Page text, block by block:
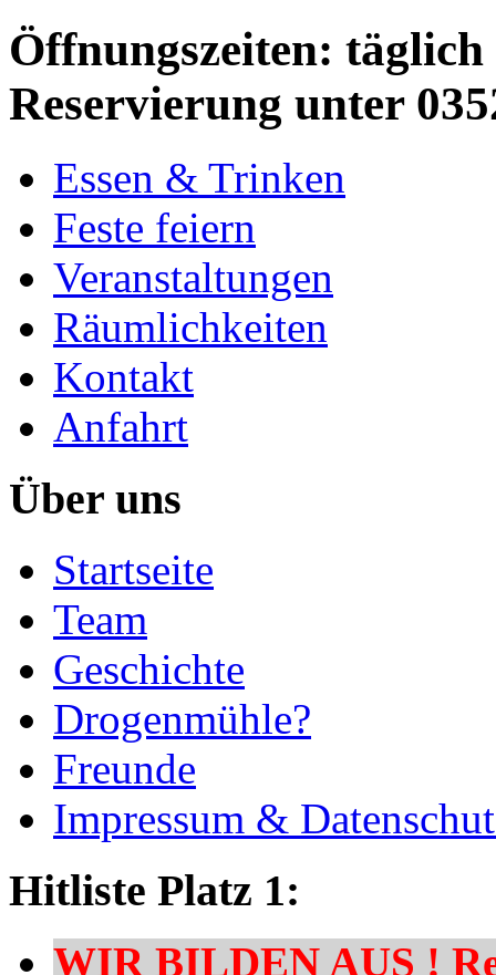
Öffnungszeiten: täglich
Reservierung unter
Essen & Trinken
Feste feiern
Veranstaltungen
Räumlichkeiten
Kontakt
Anfahrt
Über uns
Startseite
Team
Geschichte
Drogenmühle?
Freunde
Impressum &
Hitliste Platz 1:
WIR BILDEN AUS !